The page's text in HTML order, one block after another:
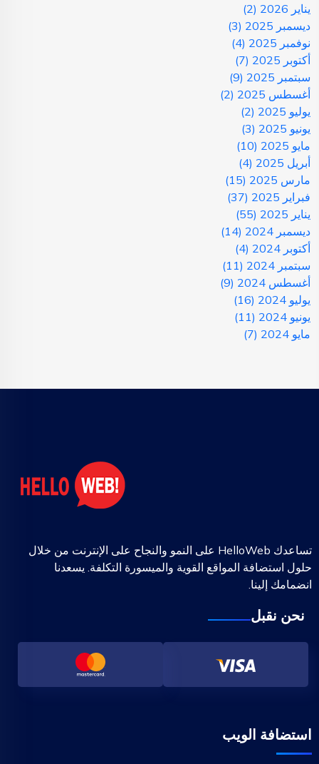
يناير 2026
(2)
ديسمبر 2025
(3)
نوفمبر 2025
(4)
أكتوبر 2025
(7)
سبتمبر 2025
(9)
أغسطس 2025
(2)
يوليو 2025
(2)
يونيو 2025
(3)
مايو 2025
(10)
أبريل 2025
(4)
مارس 2025
(15)
فبراير 2025
(37)
يناير 2025
(55)
ديسمبر 2024
(14)
أكتوبر 2024
(4)
سبتمبر 2024
(11)
أغسطس 2024
(9)
يوليو 2024
(16)
يونيو 2024
(11)
مايو 2024
(7)
تساعدك HelloWeb على النمو والنجاح على الإنترنت من خلال
حلول استضافة المواقع القوية والميسورة التكلفة. يسعدنا
انضمامك إلينا.
نحن نقبل
استضافة الويب